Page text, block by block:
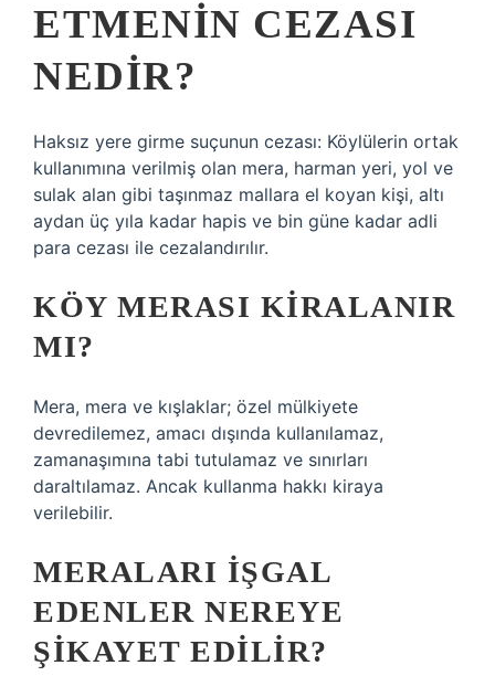
ETMENIN CEZASI
NEDIR?
Haksız yere girme suçunun cezası: Köylülerin ortak
kullanımına verilmiş olan mera, harman yeri, yol ve
sulak alan gibi taşınmaz mallara el koyan kişi, altı
aydan üç yıla kadar hapis ve bin güne kadar adli
para cezası ile cezalandırılır.
KÖY MERASI KIRALANIR
MI?
Mera, mera ve kışlaklar; özel mülkiyete
devredilemez, amacı dışında kullanılamaz,
zamanaşımına tabi tutulamaz ve sınırları
daraltılamaz. Ancak kullanma hakkı kiraya
verilebilir.
MERALARI IŞGAL
EDENLER NEREYE
ŞIKAYET EDILIR?